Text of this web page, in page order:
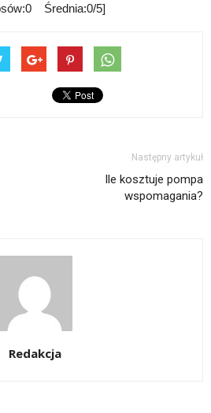
Średnia:0/5]
Następny artykuł
Ile kosztuje pompa
wspomagania?
Redakcja